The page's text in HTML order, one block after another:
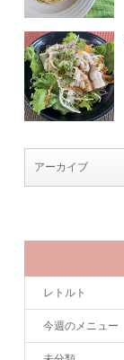
レトルト
今週のメニュー